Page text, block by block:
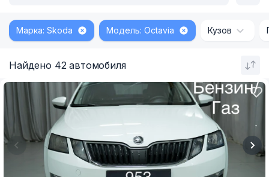
Марка: Skoda Модель: Octavia Кузов
Найдено 42 автомобиля